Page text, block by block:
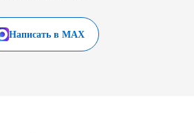
Написать в MAX